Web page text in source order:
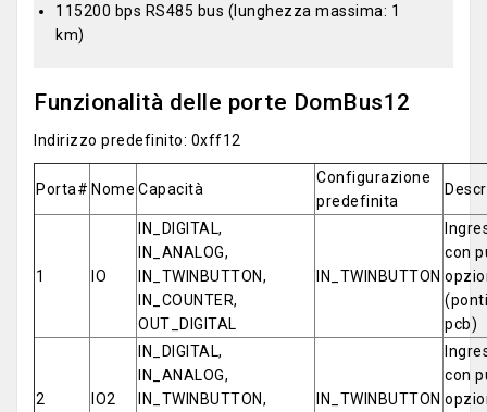
115200 bps RS485 bus (lunghezza massima: 1
km)
Funzionalità delle porte DomBus12
Indirizzo predefinito: 0xff12
Porta# Nome Capacità
Configurazione
predefinita
1 IO
IN_DIGITAL,
IN_ANALOG,
IN_TWINBUTTON,
IN_COUNTER,
OUT_DIGITAL
IN_TWINBUTTON
con
pcb)
2 IO2
IN_DIGITAL,
IN_ANALOG,
IN_TWINBUTTON,
IN_TWINBUTTON
con